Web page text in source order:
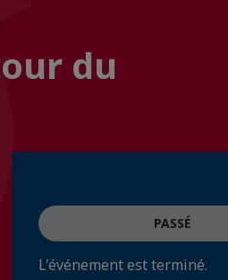
du
PASSÉ
L'événement est terminé.